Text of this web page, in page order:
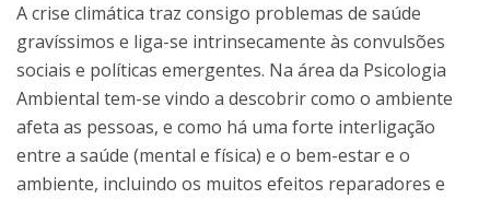
A crise climática traz consigo problemas de saúde
gravíssimos e liga-se intrinsecamente às convulsões
sociais e políticas emergentes. Na área da Psicologia
Ambiental tem-se vindo a descobrir como o ambiente
afeta as pessoas, e como há uma forte interligação
entre a saúde (mental e física) e o bem-estar e o
ambiente, incluindo os muitos efeitos reparadores e